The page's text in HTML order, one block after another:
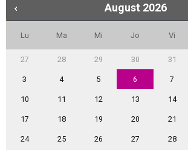
August 2026
Lu Ma Mi Jo Vi
27 28 29 30 31
3 4 5 6 7
10 11 12 13 14
17 18 19 20 21
24 25 26 27 28